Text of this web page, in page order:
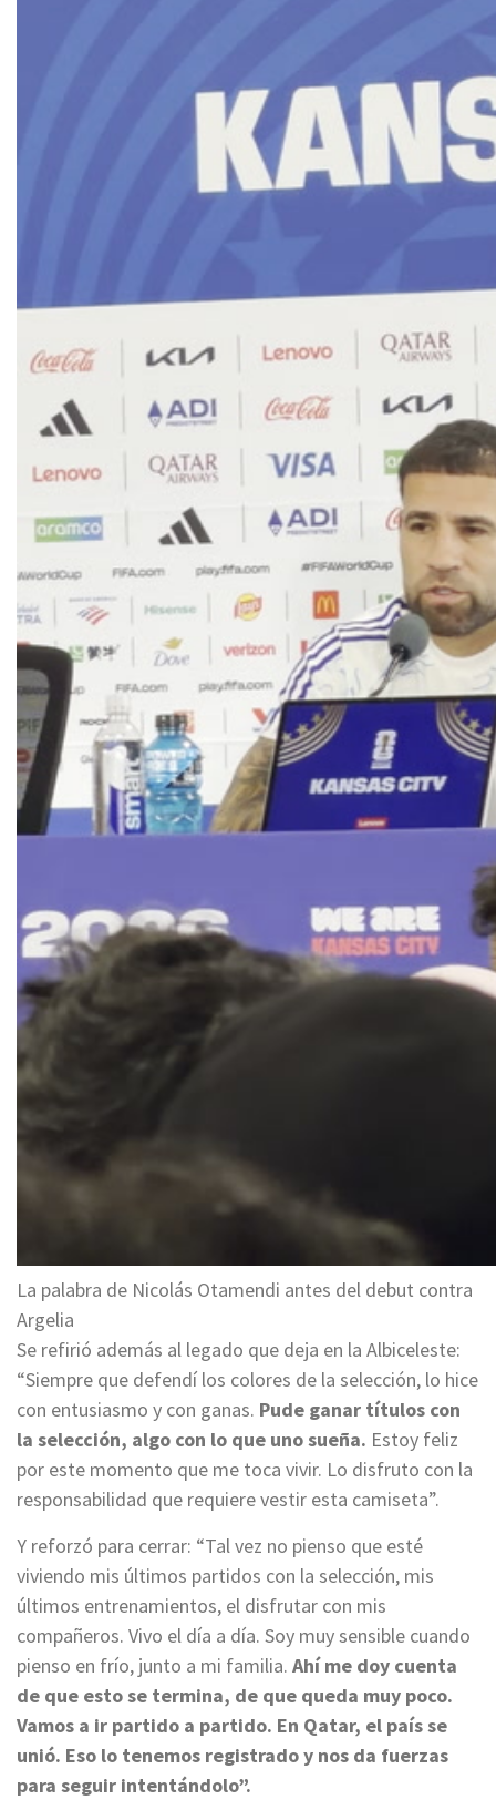
La palabra de Nicolás Otamendi antes del debut contra
Argelia
Se refirió además al legado que deja en la Albiceleste:
“Siempre que defendí los colores de la selección, lo hice
con entusiasmo y con ganas. Pude ganar títulos con
la selección, algo con lo que uno sueña. Estoy feliz
por este momento que me toca vivir. Lo disfruto con la
responsabilidad que requiere vestir esta camiseta”.
Y reforzó para cerrar: “Tal vez no pienso que esté
viviendo mis últimos partidos con la selección, mis
últimos entrenamientos, el disfrutar con mis
compañeros. Vivo el día a día. Soy muy sensible cuando
pienso en frío, junto a mi familia. Ahí me doy cuenta
de que esto se termina, de que queda muy poco.
Vamos a ir partido a partido. En Qatar, el país se
unió. Eso lo tenemos registrado y nos da fuerzas
para seguir intentándolo”.